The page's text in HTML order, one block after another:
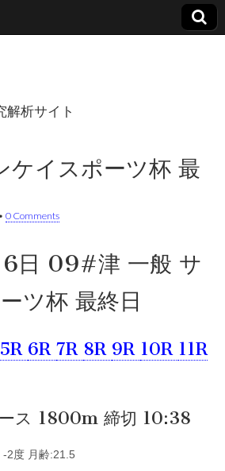
解析サイト
イスポーツ杯 最
• 0 Comments
日 09#津 一般 サ
ツ杯 最終日
5R 6R 7R 8R 9R 10R 11R
ス 1800m 締切 10:38
2度 月齢:21.5